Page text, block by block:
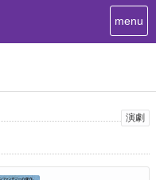
T
o
i
menu
演劇